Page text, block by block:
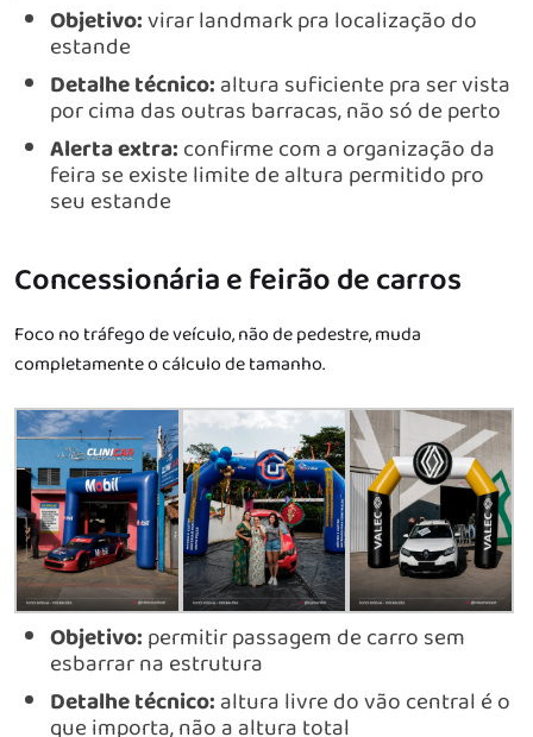
Objetivo:virar landmark pra localização do
estande
Detalhe técnico:altura suficiente pra ser vista
por cima das outras barracas, não só de perto
Alerta extra:confirme com a organização da
feira se existe limite de altura permitido pro
seu estande
Concessionária e feirão de carros
Foco no tráfego de veículo, não de pedestre, muda
completamente o cálculo de tamanho.
Objetivo:permitir passagem de carro sem
esbarrar na estrutura
Detalhe técnico:altura livre do vão central é o
que importa, não a altura total